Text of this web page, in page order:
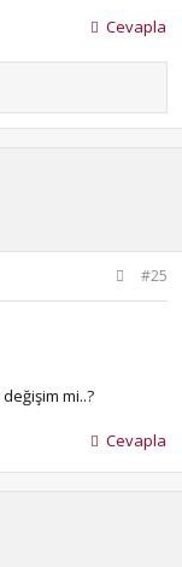
Cevapla
#25
mi..?
Cevapla